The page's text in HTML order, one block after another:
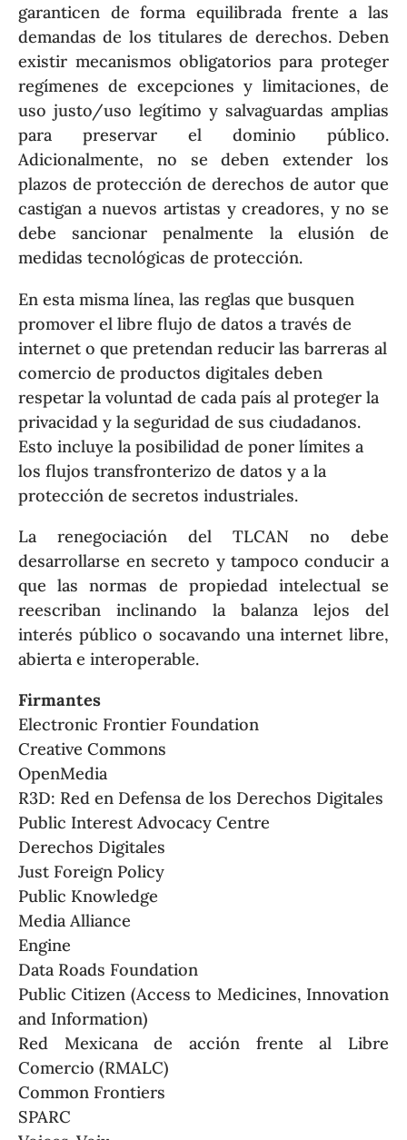
garanticen de forma equilibrada frente a las
demandas de los titulares de derechos. Deben
existir mecanismos obligatorios para proteger
regímenes de excepciones y limitaciones, de
uso justo/uso legítimo y salvaguardas amplias
para preservar el dominio público.
Adicionalmente, no se deben extender los
plazos de protección de derechos de autor que
castigan a nuevos artistas y creadores, y no se
debe sancionar penalmente la elusión de
medidas tecnológicas de protección.
En esta misma línea, las reglas que busquen
promover el libre flujo de datos a través de
internet o que pretendan reducir las barreras al
comercio de productos digitales deben
respetar la voluntad de cada país al proteger la
privacidad y la seguridad de sus ciudadanos.
Esto incluye la posibilidad de poner límites a
los flujos transfronterizo de datos y a la
protección de secretos industriales.
La renegociación del TLCAN no debe
desarrollarse en secreto y tampoco conducir a
que las normas de propiedad intelectual se
reescriban inclinando la balanza lejos del
interés público o socavando una internet libre,
abierta e interoperable.
Firmantes
Electronic Frontier Foundation
Creative Commons
OpenMedia
R3D: Red en Defensa de los Derechos Digitales
Public Interest Advocacy Centre
Derechos Digitales
Just Foreign Policy
Public Knowledge
Media Alliance
Engine
Data Roads Foundation
Public Citizen (Access to Medicines, Innovation
and Information)
Red Mexicana de acción frente al Libre
Comercio (RMALC)
Common Frontiers
SPARC